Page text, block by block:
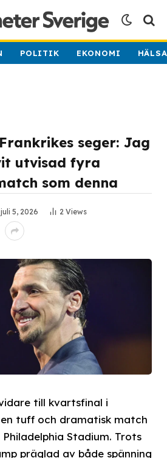
POLITIK EKONOMI
seger: Jag
utvisad fyra
som denna
juli 5, 2026 2 Views
till kvartsfinal i
tuff och dramatisk match
Stadium. Trots
präglad av både spänning